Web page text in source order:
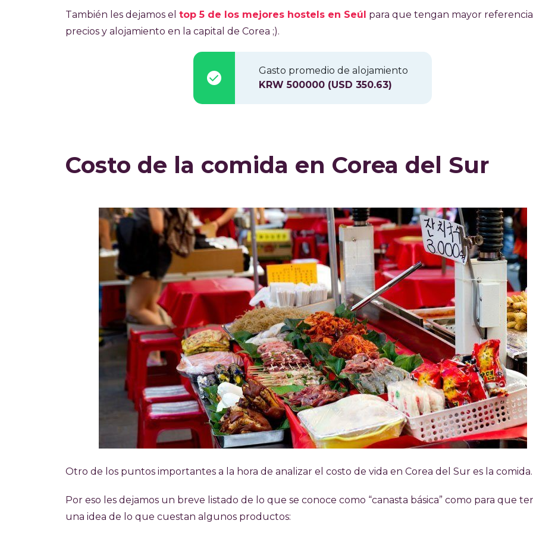
También les dejamos el top 5 de los mejores hostels en Seúl para que tengan mayor
precios y alojamiento en la capital de Corea ;).
Gasto promedio de alojamiento
KRW 500000 (USD 350.63)
Costo de la comida en Corea del Sur
Otro de los puntos importantes a la hora de analizar el costo de vida en Corea del Sur es la comida.
Por eso l es dejamos un breve listado de lo que se conoce como “canasta básica” como para que
una idea de lo que cuestan algunos productos: